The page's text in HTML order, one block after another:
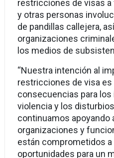
restricciones de visas
y otras personas
de pandillas callejera,
organizaciones
los medios de
“Nuestra intención al
restricciones de visa
consecuencias para
violencia y los
continuamos apoyando
organizaciones y
están comprometidos
oportunidades para un